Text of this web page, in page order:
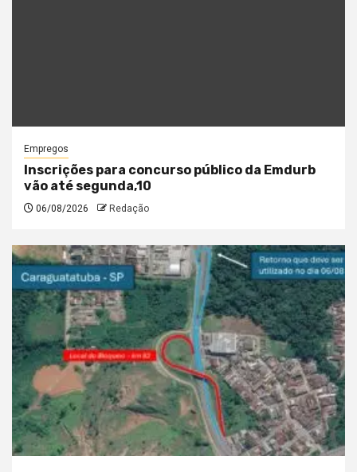
Empregos
Inscrições para concurso público da Emdurb
vão até segunda,10
06/08/2026 Redação